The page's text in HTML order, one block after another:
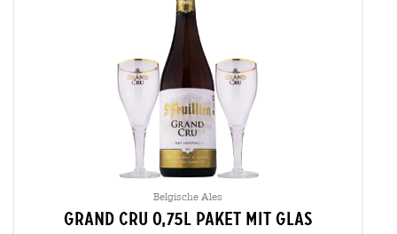
Belgische Ales
Grand Cru 0,75L Paket mit Glas